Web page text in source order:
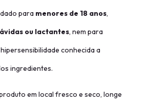
para menores de 18 anos,
ou lactantes, nem para
conhecida a
ingredientes.
em local fresco e seco, longe